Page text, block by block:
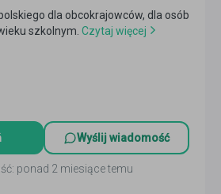
dla obcokrajowców, dla osób
szkolnym. Czytaj więcej
Wyślij wiadomość
ponad 2 miesiące temu